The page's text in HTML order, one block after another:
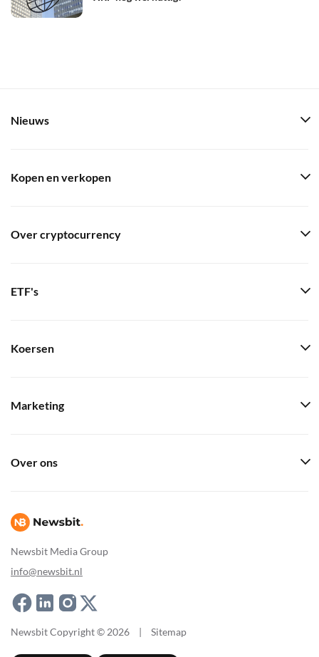
Newsbit Media Group
info@newsbit.nl
Nieuws
Kopen en verkopen
Over cryptocurrency
ETF's
Koersen
Marketing
Over ons
Newsbit Copyright © 2026 | Sitemap